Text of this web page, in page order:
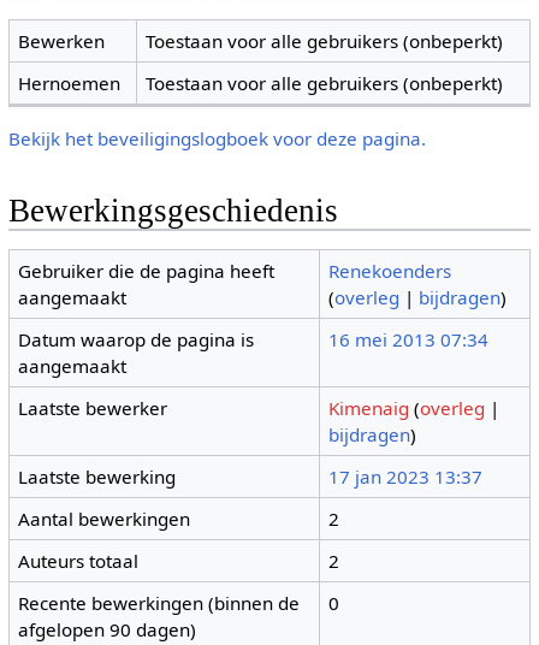
Bewerken
Toestaan voor alle gebruikers (onbeperkt)
Hernoemen
Toestaan voor alle gebruikers (onbeperkt)
Bekijk het beveiligingslogboek voor deze pagina.
Bewerkingsgeschiedenis
Gebruiker die de pagina heeft
aangemaakt
Renekoenders
(overleg | bijdragen)
Datum waarop de pagina is
aangemaakt
16 mei 2013 07:34
Laatste bewerker Kimenaig (overleg |
bijdragen)
Laatste bewerking
17 jan 2023 13:37
Aantal bewerkingen
2
Auteurs totaal
2
Recente bewerkingen (binnen de
afgelopen 90 dagen)
0